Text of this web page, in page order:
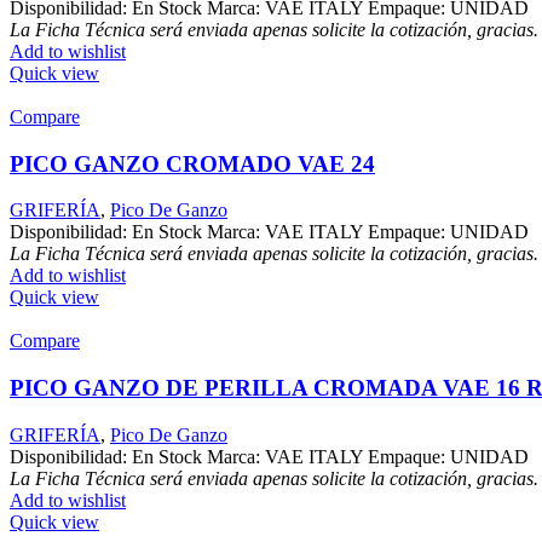
Disponibilidad: En Stock Marca: VAE ITALY Empaque: UNIDAD
La Ficha Técnica será enviada apenas solicite la cotización, gracias.
Add to wishlist
Quick view
Compare
PICO GANZO CROMADO VAE 24
GRIFERÍA, Pico De Ganzo
Disponibilidad: En Stock Marca: VAE ITALY Empaque: UNIDAD
La Ficha Técnica será enviada apenas solicite la cotización, gracias.
Add to wishlist
Quick view
Compare
PICO GANZO DE PERILLA CROMADA VAE 16 R
GRIFERÍA, Pico De Ganzo
Disponibilidad: En Stock Marca: VAE ITALY Empaque: UNIDAD
La Ficha Técnica será enviada apenas solicite la cotización, gracias.
Add to wishlist
Quick view